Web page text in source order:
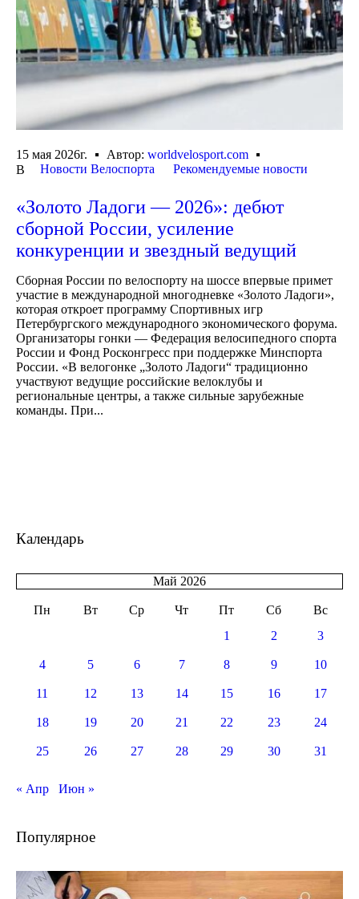
15 мая 2026г. Автор: worldvelosport.com
В
Новости Велоспорта Рекомендуемые новости
«Золото Ладоги — 2026»: дебют
сборной России, усиление
конкуренции и звездный ведущий
Сборная России по велоспорту на шоссе впервые примет
участие в международной многодневке «Золото Ладоги»,
которая откроет программу Спортивных игр
Петербургского международного экономического форума.
Организаторы гонки — Федерация велосипедного спорта
России и Фонд Росконгресс при поддержке Минспорта
России. «В велогонке „Золото Ладоги“ традиционно
участвуют ведущие российские велоклубы и
региональные центры, а также сильные зарубежные
команды. При...
Календарь
Май 2026
Пн Вт Ср Чт Пт Сб
Вс
1
2 3
4 5 6 7 8 9 10
11 12 13 14 15 16 17
18 19 20 21 22 23 24
25 26 27 28 29 30 31
« Апр Июн »
Популярное